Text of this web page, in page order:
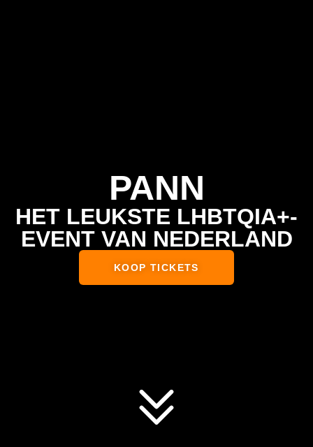
PANN
HET LEUKSTE LHBTQIA+-
EVENT VAN NEDERLAND
KOOP TICKETS